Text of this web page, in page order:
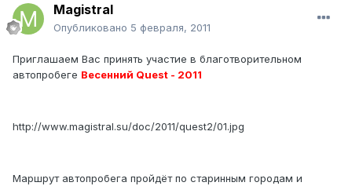
Magistral
Опубликовано 5 февраля, 2011
Приглашаем Вас принять участие в благотворительном
автопробеге Весенний Quest - 2011
http://www.magistral.su/doc/2011/quest2/01.jpg
Маршрут автопробега пройдёт по старинным городам и